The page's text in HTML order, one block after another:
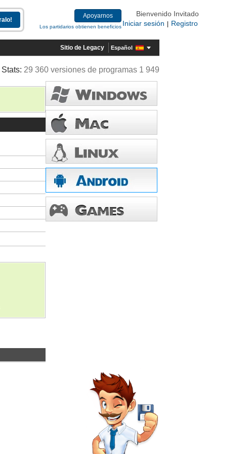
Apoyarnos
Los partidarios obtienen beneficios
Bienvenido Invitado
Iniciar sesión
Registro
Sitio de Legacy Español
Stats: 29 360 versiones de programas 1 949